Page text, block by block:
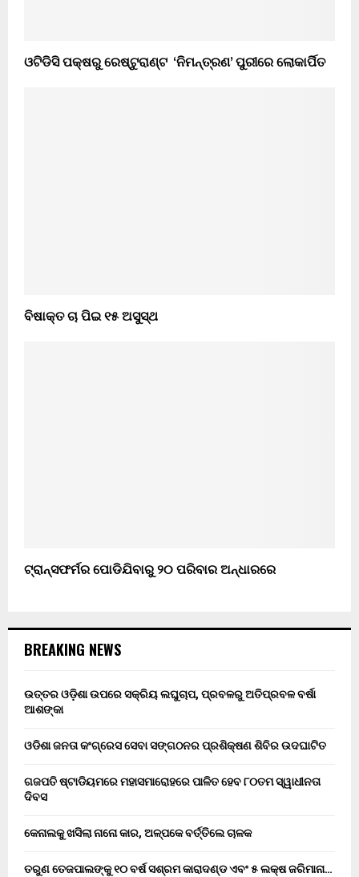
ଓଟିଡିସି ପକ୍ଷରୁ ରେଷ୍ଟୁରାଣ୍ଟ ‘ନିମନ୍ତ୍ରଣ’ ପୁରୀରେ ଲୋକାର୍ପିତ
ବିଷାକ୍ତ ଚା ପିଇ ୧୫ ଅସୁସ୍ଥ
ଟ୍ରାନ୍ସଫର୍ମର ପୋଡିଯିବାରୁ ୨୦ ପରିବାର ଅନ୍ଧାରରେ
BREAKING NEWS
ଉତ୍ତର ଓଡ଼ିଶା ଉପରେ ସକ୍ରିୟ ଲଘୁଚାପ, ପ୍ରବଳରୁ ଅତିପ୍ରବଳ ବର୍ଷା
ଆଶଙ୍କା
ଓଡିଶା ଜନତା କଂଗ୍ରେସ ସେବା ସଙ୍ଗଠନର ପ୍ରଶିକ୍ଷଣ ଶିବିର ଉଦଘାଟିତ
ଗଜପତି ଷ୍ଟାଡିୟମରେ ମହାସମାରୋହରେ ପାଳିତ ହେବ ୮୦ତମ ସ୍ୱାଧୀନତା
ଦିବସ
କେନାଲକୁ ଖସିଲା ନାନୋ କାର, ଅଳ୍ପକେ ବର୍ତ୍ତିଲେ ଚାଳକ
ତରୁଣ ତେଜପାଲଙ୍କୁ ୧୦ ବର୍ଷ ସଶ୍ରମ କାରାଦଣ୍ଡ ଏବଂ ₹୫ ଲକ୍ଷ ଜରିମାନା…